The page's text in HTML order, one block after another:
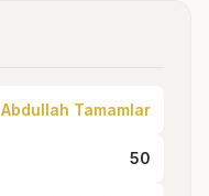
Abdullah Tamamlar
50